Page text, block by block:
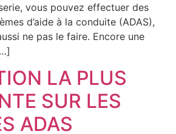
vous pouvez effectuer des
d’aide à la conduite (ADAS),
ne pas le faire. Encore une
LA PLUS
SUR LES
ADAS